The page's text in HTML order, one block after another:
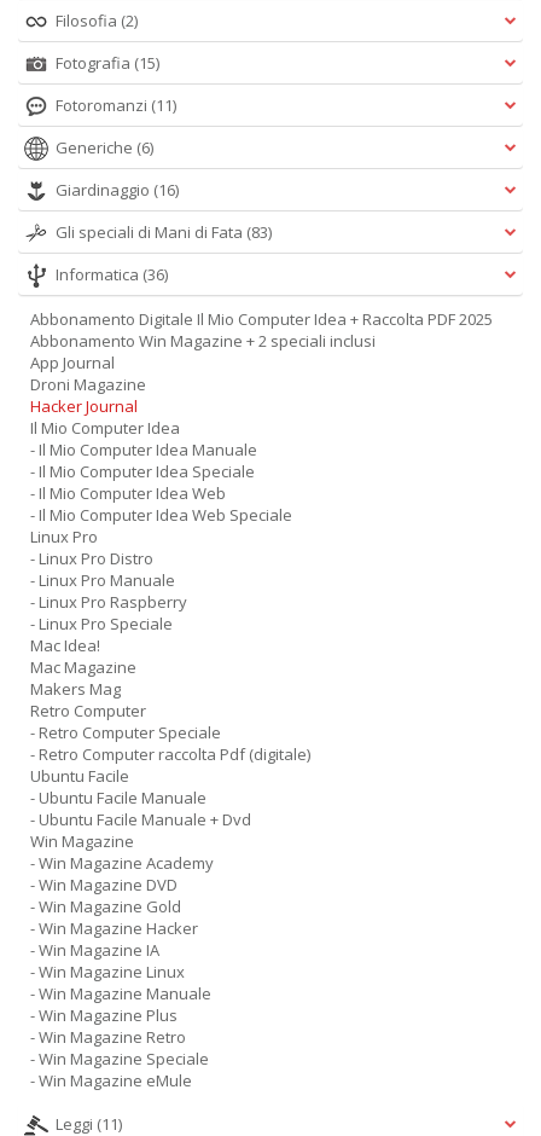
Filosofia (2)
Fotografia (15)
Fotoromanzi (11)
Generiche (6)
Giardinaggio (16)
Gli speciali di Mani di Fata (83)
Informatica (36)
Abbonamento Digitale Il Mio Computer Idea + Raccolta PDF 2025
Abbonamento Win Magazine + 2 speciali inclusi
App Journal
Droni Magazine
Hacker Journal
Il Mio Computer Idea
- Il Mio Computer Idea Manuale
- Il Mio Computer Idea Speciale
- Il Mio Computer Idea Web
- Il Mio Computer Idea Web Speciale
Linux Pro
- Linux Pro Distro
- Linux Pro Manuale
- Linux Pro Raspberry
- Linux Pro Speciale
Mac Idea!
Mac Magazine
Makers Mag
Retro Computer
- Retro Computer Speciale
- Retro Computer raccolta Pdf (digitale)
Ubuntu Facile
- Ubuntu Facile Manuale
- Ubuntu Facile Manuale + Dvd
Win Magazine
- Win Magazine Academy
- Win Magazine DVD
- Win Magazine Gold
- Win Magazine Hacker
- Win Magazine IA
- Win Magazine Linux
- Win Magazine Manuale
- Win Magazine Plus
- Win Magazine Retro
- Win Magazine Speciale
- Win Magazine eMule
Leggi (11)